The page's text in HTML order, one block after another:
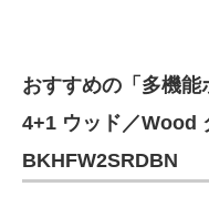
おすすめの「多機能
4+1 ウッド／Wood
BKHFW2SRDBN